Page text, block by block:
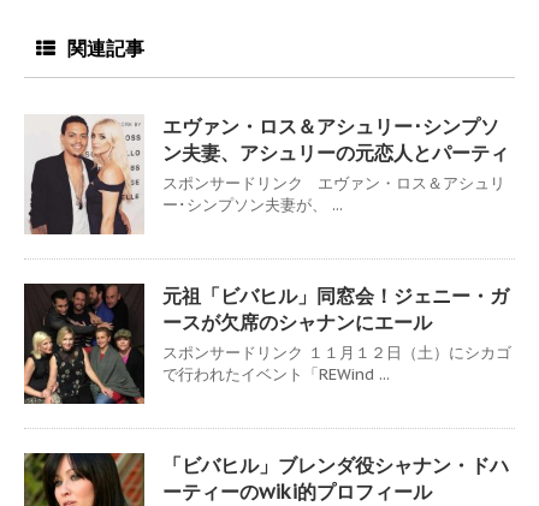
関連記事
エヴァン・ロス＆アシュリー･シンプソ
ン夫妻、アシュリーの元恋人とパーティ
スポンサードリンク エヴァン・ロス＆アシュリ
ー･シンプソン夫妻が、 ...
元祖「ビバヒル」同窓会！ジェニー・ガ
ースが欠席のシャナンにエール
スポンサードリンク １１月１２日（土）にシカゴ
で行われたイベント「REWind ...
「ビバヒル」ブレンダ役シャナン・ドハ
ーティーのwiki的プロフィール